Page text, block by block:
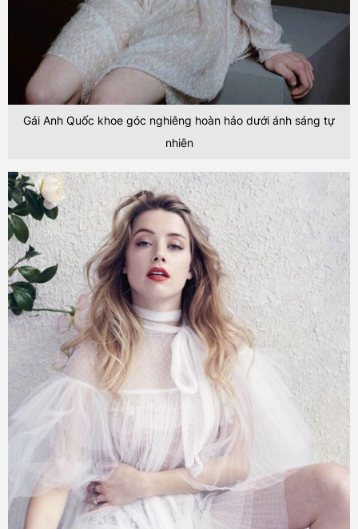
Gái Anh Quốc khoe góc nghiêng hoàn hảo dưới ánh sáng tự
nhiên